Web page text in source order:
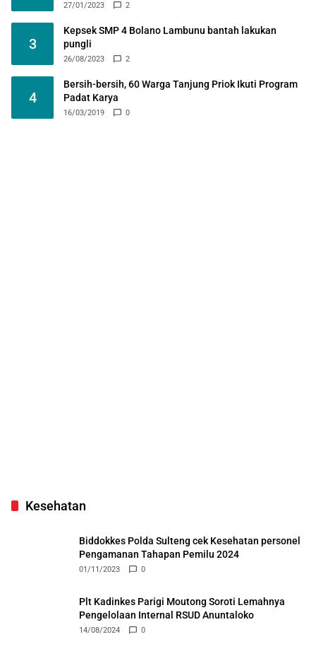
27/01/2023 2
3
Kepsek SMP 4 Bolano Lambunu bantah lakukan
pungli
26/08/2023 2
4
Bersih-bersih, 60 Warga Tanjung Priok Ikuti Program
Padat Karya
16/03/2019 0
Kesehatan
Biddokkes Polda Sulteng cek Kesehatan personel
Pengamanan Tahapan Pemilu 2024
01/11/2023 0
Plt Kadinkes Parigi Moutong Soroti Lemahnya
Pengelolaan Internal RSUD Anuntaloko
14/08/2024 0